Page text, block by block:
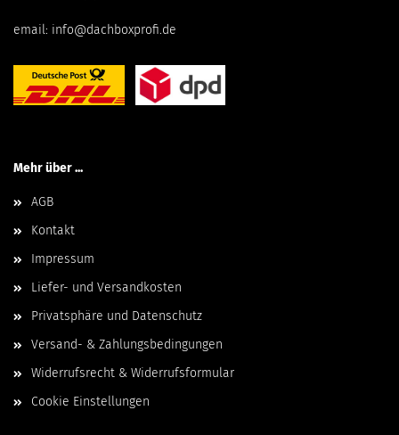
email: info@dachboxprofi.de
Mehr über ...
AGB
Kontakt
Impressum
Liefer- und Versandkosten
Privatsphäre und Datenschutz
Versand- & Zahlungsbedingungen
Widerrufsrecht & Widerrufsformular
Cookie Einstellungen